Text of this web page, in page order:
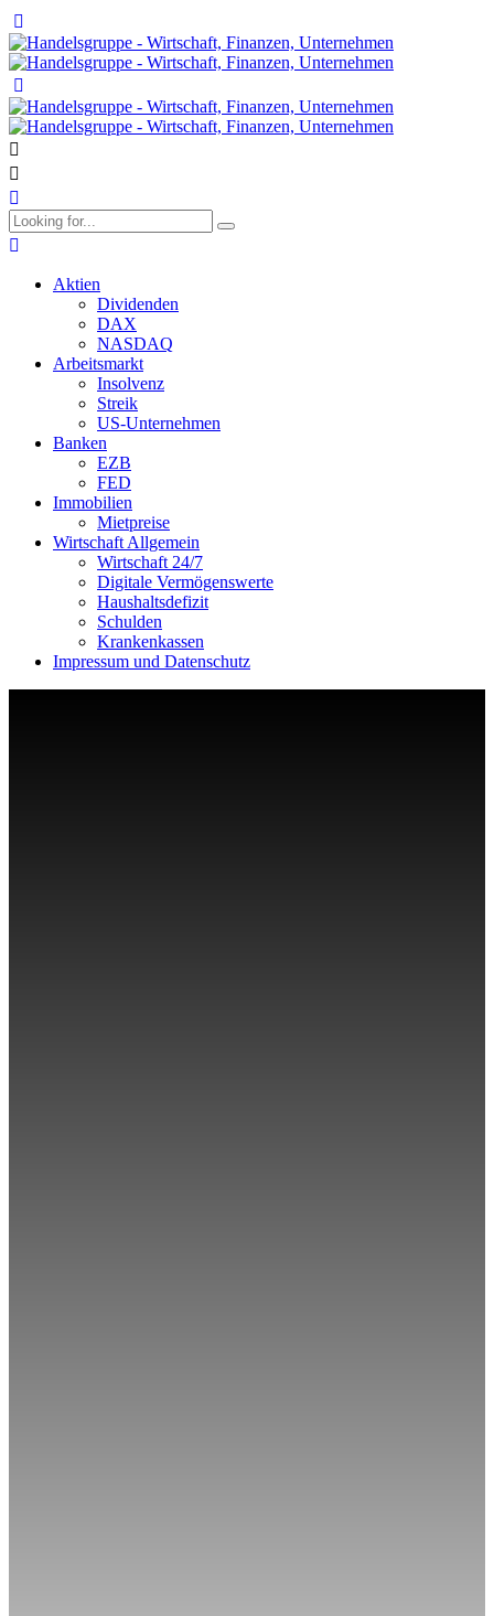
Aktien
Dividenden
DAX
NASDAQ
Arbeitsmarkt
Insolvenz
Streik
US-Unternehmen
Banken
EZB
FED
Immobilien
Mietpreise
Wirtschaft Allgemein
Wirtschaft 24/7
Digitale Vermögenswerte
Haushaltsdefizit
Schulden
Krankenkassen
Impressum und Datenschutz